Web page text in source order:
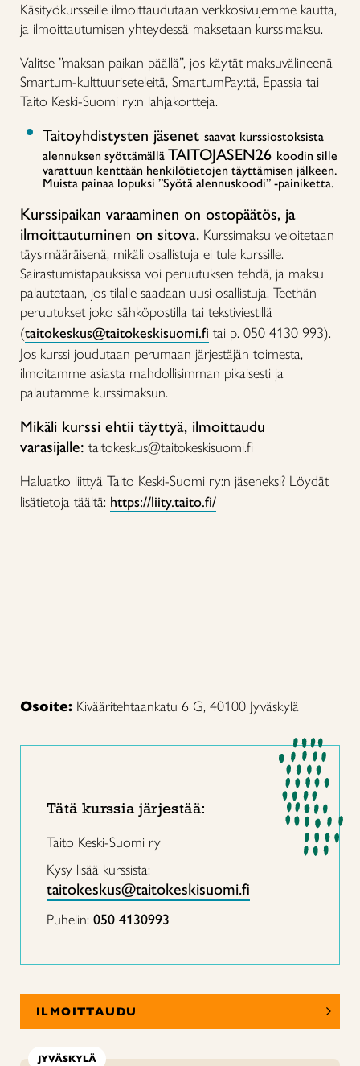
Käsityökursseille ilmoittaudutaan verkkosivujemme kautta,
ja ilmoittautumisen yhteydessä maksetaan kurssimaksu.
Valitse ”maksan paikan päällä”, jos käytät maksuvälineenä
Smartum-kulttuuriseteleitä, SmartumPay:tä, Epassia tai
Taito Keski-Suomi ry:n lahjakortteja.
Taitoyhdistysten jäsenet saavat kurssiostoksista
alennuksen syöttämällä TAITOJASEN26 koodin sille
varattuun kenttään henkilötietojen täyttämisen jälkeen.
Muista painaa lopuksi ”Syötä alennuskoodi” -painiketta.
Kurssipaikan varaaminen on ostopäätös, ja
ilmoittautuminen on sitova. Kurssimaksu veloitetaan
täysimääräisenä, mikäli osallistuja ei tule kurssille.
Sairastumistapauksissa voi peruutuksen tehdä, ja maksu
palautetaan, jos tilalle saadaan uusi osallistuja. Teethän
peruutukset joko sähköpostilla tai tekstiviestillä
(taitokeskus@taitokeskisuomi.fi tai p. 050 4130 993).
Jos kurssi joudutaan perumaan järjestäjän toimesta,
ilmoitamme asiasta mahdollisimman pikaisesti ja
palautamme kurssimaksun.
Mikäli kurssi ehtii täyttyä, ilmoittaudu
varasijalle: taitokeskus@taitokeskisuomi.fi
Haluatko liittyä Taito Keski-Suomi ry:n jäseneksi? Löydät
lisätietoja täältä: https://liity.taito.fi/
Osoite: Kivääritehtaankatu 6 G, 40100 Jyväskylä
Tätä kurssia järjestää:
Taito Keski-Suomi ry
Kysy lisää kurssista:
taitokeskus@taitokeskisuomi.fi
Puhelin: 050 4130993
ILMOITTAUDU
JYVÄSKYLÄ